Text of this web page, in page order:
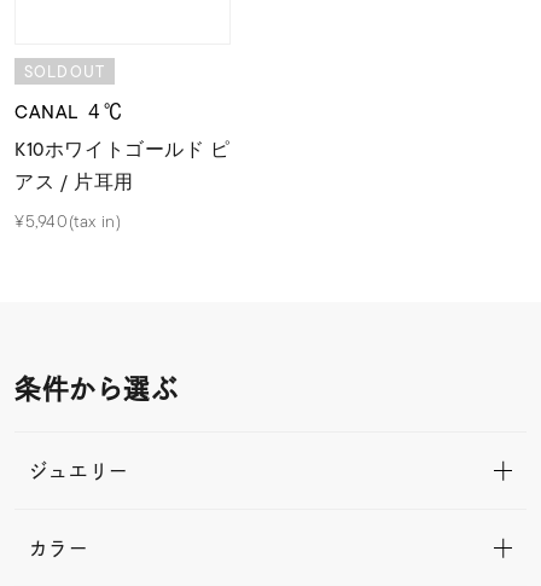
SOLDOUT
CANAL ４℃
K10ホワイトゴールド ピ
アス / 片耳用
¥5,940(tax in)
条件から選ぶ
ジュエリー
カラー